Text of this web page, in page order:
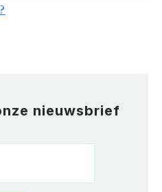
nieuwsbrief